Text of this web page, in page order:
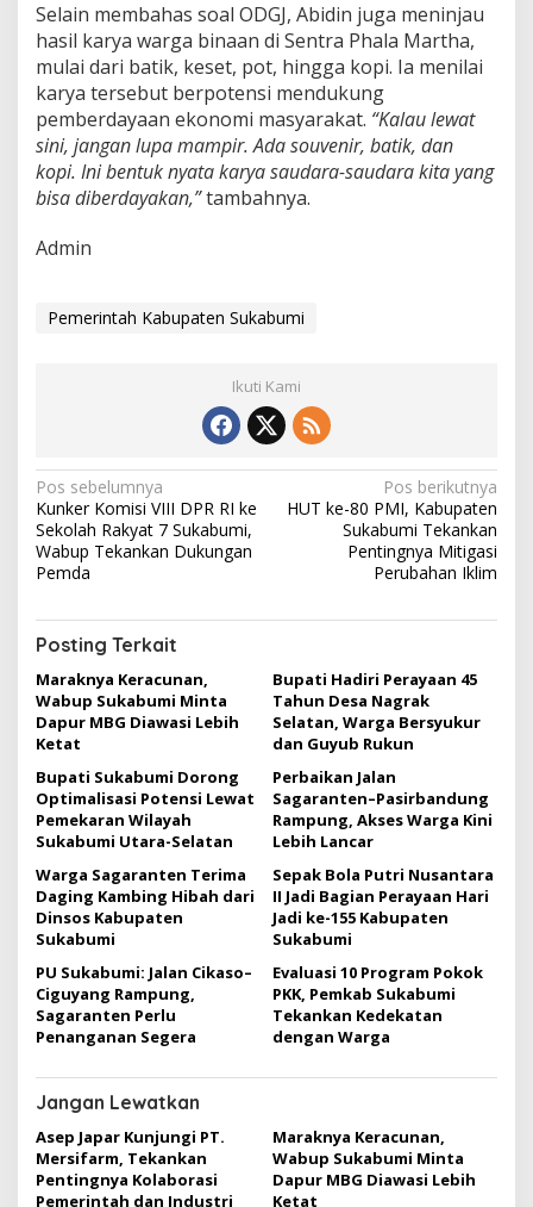
Selain membahas soal ODGJ, Abidin juga meninjau
hasil karya warga binaan di Sentra Phala Martha,
mulai dari batik, keset, pot, hingga kopi. Ia menilai
karya tersebut berpotensi mendukung
pemberdayaan ekonomi masyarakat. “Kalau lewat
sini, jangan lupa mampir. Ada souvenir, batik, dan
kopi. Ini bentuk nyata karya saudara-saudara kita yang
bisa diberdayakan,”tambahnya.
Admin
Pemerintah Kabupaten Sukabumi
Ikuti Kami
N
a
v
i
g
a
s
i
p
o
s
Pos sebelumnya
Kunker Komisi VIII DPR RI ke
Sekolah Rakyat 7 Sukabumi,
Wabup Tekankan Dukungan
Pemda
Pos berikutnya
HUT ke-80 PMI, Kabupaten
Sukabumi Tekankan
Pentingnya Mitigasi
Perubahan Iklim
Posting Terkait
Maraknya Keracunan,
Wabup Sukabumi Minta
Dapur MBG Diawasi Lebih
Ketat
Bupati Hadiri Perayaan 45
Tahun Desa Nagrak
Selatan, Warga Bersyukur
dan Guyub Rukun
Bupati Sukabumi Dorong
Optimalisasi Potensi Lewat
Pemekaran Wilayah
Sukabumi Utara-Selatan
Perbaikan Jalan
Sagaranten–Pasirbandung
Rampung, Akses Warga Kini
Lebih Lancar
Warga Sagaranten Terima
Daging Kambing Hibah dari
Dinsos Kabupaten
Sukabumi
Sepak Bola Putri Nusantara
II Jadi Bagian Perayaan Hari
Jadi ke-155 Kabupaten
Sukabumi
PU Sukabumi: Jalan Cikaso–
Ciguyang Rampung,
Sagaranten Perlu
Penanganan Segera
Evaluasi 10 Program Pokok
PKK, Pemkab Sukabumi
Tekankan Kedekatan
dengan Warga
Jangan Lewatkan
Asep Japar Kunjungi PT.
Mersifarm, Tekankan
Pentingnya Kolaborasi
Pemerintah dan Industri
Maraknya Keracunan,
Wabup Sukabumi Minta
Dapur MBG Diawasi Lebih
Ketat